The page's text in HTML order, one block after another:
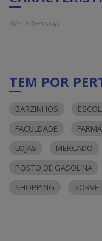
Não Informado
TEM POR
BARZINHOS
FACULDADE
LOJAS
MERCADO
POSTO DE GASOLINA
SHOPPING